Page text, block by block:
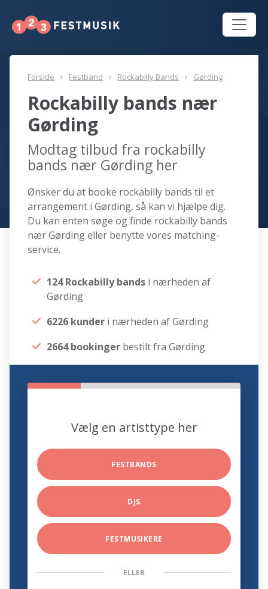
Forside Festband Rockabilly Bands Gørding
Rockabilly bands nær
Gørding
Modtag tilbud fra rockabilly
bands nær Gørding her
Ønsker du at booke rockabilly bands til et
arrangement i Gørding, så kan vi hjælpe dig.
Du kan enten søge og finde rockabilly bands
nær Gørding eller benytte vores matching-
service.
124 Rockabilly bands i nærheden af
Gørding
6226 kunder i nærheden af Gørding
2664 bookinger bestilt fra Gørding
Vælg en artisttype her
FESTBANDS
DJS
FESTMUSIKERE
ELLER